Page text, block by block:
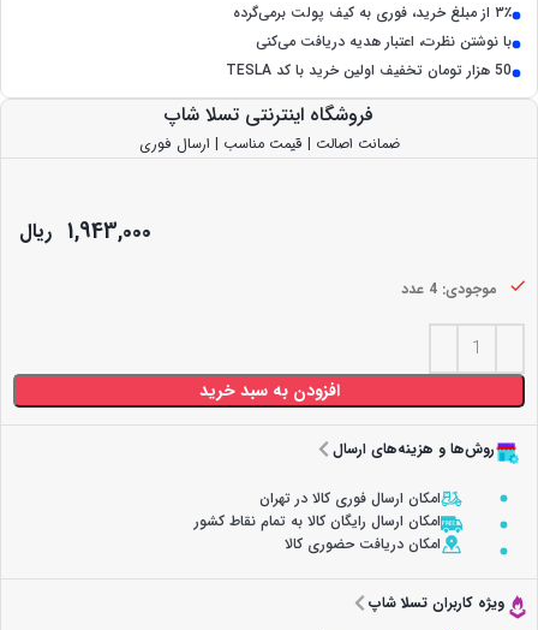
۳٪ از مبلغ خرید، فوری به کیف پولت برمی‌گرده
با نوشتن نظرت، اعتبار هدیه دریافت می‌کنی
50 هزار تومان تخفیف اولین خرید با کد TESLA
فروشگاه اینترنتی تسلا شاپ
ضمانت اصالت | قیمت مناسب | ارسال فوری
1,943,000 ریال
موجودی: 4 عدد
افزودن به سبد خرید
روش‌ها و هزینه‌های ارسال
امکان ارسال فوری کالا در تهران
امکان ارسال رایگان کالا به تمام نقاط کشور
امکان دریافت حضوری کالا
ویژه کاربران تسلا شاپ